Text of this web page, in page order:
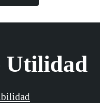
Utilidad